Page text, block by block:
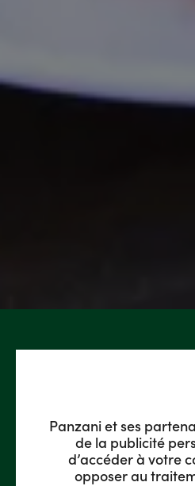
Panzani et ses
de la publicité
d’accéder à votre
opposer au